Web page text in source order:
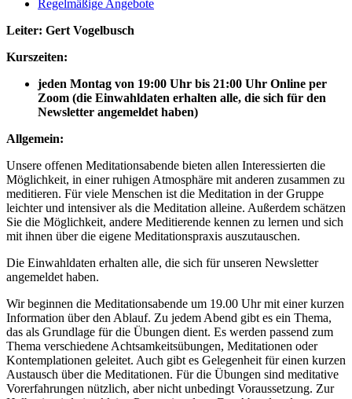
Regelmäßige Angebote
Leiter: Gert Vogelbusch
Kurszeiten:
jeden Montag von 19:00 Uhr bis 21:00 Uhr Online per
Zoom (die Einwahldaten erhalten alle, die sich für den
Newsletter angemeldet haben)
Allgemein:
Unsere offenen Meditationsabende bieten allen Interessierten die
Möglichkeit, in einer ruhigen Atmosphäre mit anderen zusammen zu
meditieren. Für viele Menschen ist die Meditation in der Gruppe
leichter und intensiver als die Meditation alleine. Außerdem schätzen
Sie die Möglichkeit, andere Meditierende kennen zu lernen und sich
mit ihnen über die eigene Meditationspraxis auszutauschen.
Die Einwahldaten erhalten alle, die sich für unseren Newsletter
angemeldet haben.
Wir beginnen die Meditationsabende um 19.00 Uhr mit einer kurzen
Information über den Ablauf. Zu jedem Abend gibt es ein Thema,
das als Grundlage für die Übungen dient. Es werden passend zum
Thema verschiedene Achtsamkeitsübungen, Meditationen oder
Kontemplationen geleitet. Auch gibt es Gelegenheit für einen kurzen
Austausch über die Meditationen. Für die Übungen sind meditative
Vorerfahrungen nützlich, aber nicht unbedingt Voraussetzung. Zur